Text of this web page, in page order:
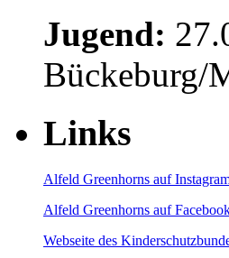
Jugend:
Bückeburg/
Links
Alfeld Greenhorns auf
Alfeld Greenhorns auf
Webseite des